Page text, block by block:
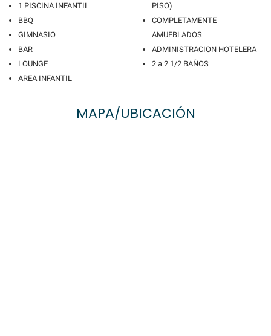
1 PISCINA INFANTIL
BBQ
GIMNASIO
BAR
LOUNGE
AREA INFANTIL
PISO)
COMPLETAMENTE
AMUEBLADOS
ADMINISTRACION HOTELERA
2 a 2 1/2 BAÑOS
MAPA/UBICACIÓN